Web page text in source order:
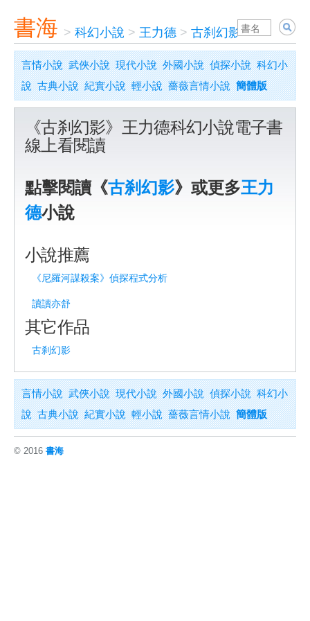
書海 > 科幻小說 > 王力德 > 古刹幻影
言情小說 武俠小說 現代小說 外國小說 偵探小說 科幻小
說 古典小說 紀實小說 輕小說 薔薇言情小說 簡體版
《古刹幻影》王力德科幻小說電子書
線上看閱讀
點擊閱讀《古刹幻影》或更多王力
德小說
小說推薦
《尼羅河謀殺案》偵探程式分析
讀讀亦舒
其它作品
古刹幻影
言情小說 武俠小說 現代小說 外國小說 偵探小說 科幻小
說 古典小說 紀實小說 輕小說 薔薇言情小說 簡體版
© 2016 書海